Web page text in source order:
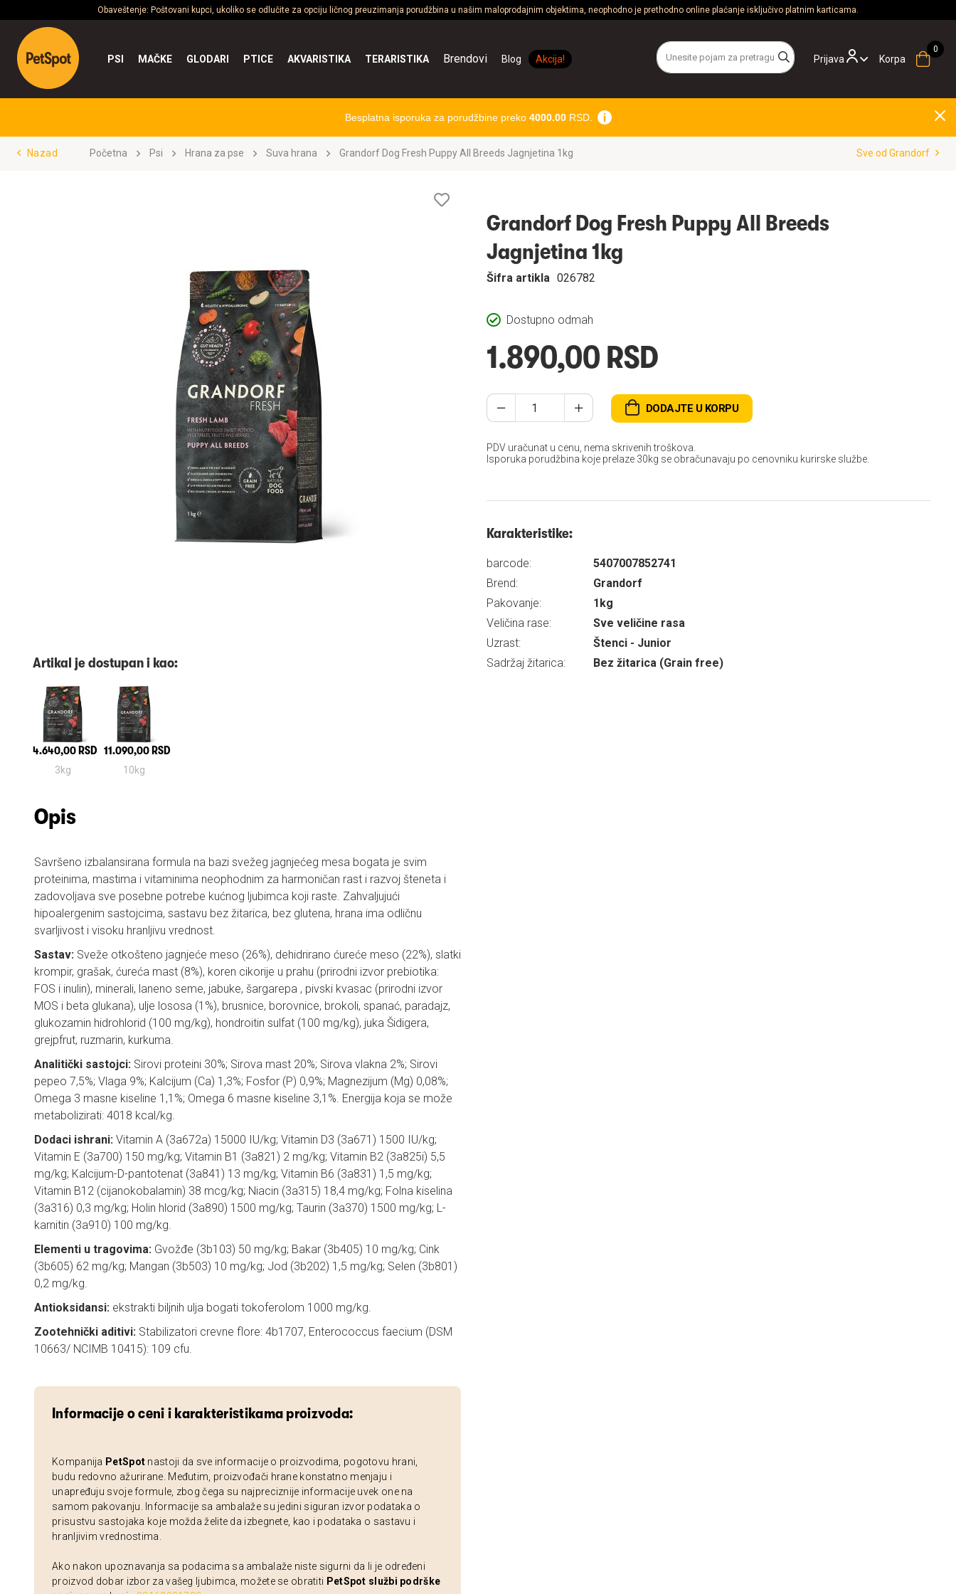
Obaveštenje: Poštovani kupci, ukoliko se odlučite za opciju ličnog preuzimanja porudžbina u našim maloprodajnim objektima, neophodno je prethodno online plaćanje isključivo platnim karticama.
Prijava
PSI MAČKE GLODARI PTICE AKVARISTIKA TERARISTIKA Brendovi Blog Akcija! Korpa
Besplatna isporuka za porudžbine preko 4000.00RSD.
Nazad Početna Psi Hrana za pse Suva hrana Grandorf Dog Fresh Puppy All Breeds Jagnjetina 1kg Sve od Grandorf
Artikal je dostupan i kao:
4.640,00 RSD
3kg
11.090,00 RSD
10kg
Opis
Savršeno izbalansirana formula na bazi svežeg jagnjećeg mesa bogata je svim
proteinima, mastima i vitaminima neophodnim za harmoničan rast i razvoj šteneta i
zadovoljava sve posebne potrebe kućnog ljubimca koji raste. Zahvaljujući
hipoalergenim sastojcima, sastavu bez žitarica, bez glutena, hrana ima odličnu
svarljivost i visoku hranljivu vrednost.
Sastav: Sveže otkošteno jagnjeće meso (26%), dehidrirano ćureće meso (22%), slatki
krompir, grašak, ćureća mast (8%), koren cikorije u prahu (prirodni izvor prebiotika:
FOS i inulin), minerali, laneno seme, jabuke, šargarepa , pivski kvasac (prirodni izvor
MOS i beta glukana), ulje lososa (1%), brusnice, borovnice, brokoli, spanać, paradajz,
glukozamin hidrohlorid (100 mg/kg), hondroitin sulfat (100 mg/kg), juka Šidigera,
grejpfrut, ruzmarin, kurkuma.
Analitički sastojci: Sirovi proteini 30%; Sirova mast 20%; Sirova vlakna 2%; Sirovi
pepeo 7,5%; Vlaga 9%; Kalcijum (Ca) 1,3%; Fosfor (P) 0,9%; Magnezijum (Mg) 0,08%;
Omega 3 masne kiseline 1,1%; Omega 6 masne kiseline 3,1%. Energija koja se može
metabolizirati: 4018 kcal/kg.
Dodaci ishrani: Vitamin A (3a672a) 15000 IU/kg; Vitamin D3 (3a671) 1500 IU/kg;
Vitamin E (3a700) 150 mg/kg; Vitamin B1 (3a821) 2 mg/kg; Vitamin B2 (3a825i) 5,5
mg/kg; Kalcijum-D-pantotenat (3a841) 13 mg/kg; Vitamin B6 (3a831) 1,5 mg/kg;
Vitamin B12 (cijanokobalamin) 38 mcg/kg; Niacin (3a315) 18,4 mg/kg; Folna kiselina
(3a316) 0,3 mg/kg; Holin hlorid (3a890) 1500 mg/kg; Taurin (3a370) 1500 mg/kg; L-
karnitin (3a910) 100 mg/kg.
Elementi u tragovima: Gvožđe (3b103) 50 mg/kg; Bakar (3b405) 10 mg/kg; Cink
(3b605) 62 mg/kg; Mangan (3b503) 10 mg/kg; Jod (3b202) 1,5 mg/kg; Selen (3b801)
0,2 mg/kg.
Antioksidansi: ekstrakti biljnih ulja bogati tokoferolom 1000 mg/kg.
Zootehnički aditivi: Stabilizatori crevne flore: 4b1707, Enterococcus faecium (DSM
10663/ NCIMB 10415): 109 cfu.
Informacije o ceni i karakteristikama proizvoda:
Kompanija PetSpot nastoji da sve informacije o proizvodima, pogotovu hrani,
budu redovno ažurirane. Međutim, proizvođači hrane konstatno menjaju i
unapređuju svoje formule, zbog čega su najpreciznije informacije uvek one na
samom pakovanju. Informacije sa ambalaže su jedini siguran izvor podataka o
prisustvu sastojaka koje možda želite da izbegnete, kao i podataka o sastavu i
hranljivim vrednostima.
Ako nakon upoznavanja sa podacima sa ambalaže niste sigurni da li je određeni
proizvod dobar izbor za vašeg ljubimca, možete se obratiti PetSpot službi podrške
želja
Grandorf Dog Fresh Puppy All Breeds
Jagnjetina 1kg
Dostupno odmah
Šifra artikla 026782
1.890,00 RSD
DODAJTE U KORPU
PDV uračunat u cenu, nema skrivenih troškova.
Isporuka porudžbina koje prelaze 30kg se obračunavaju po cenovniku kurirske službe.
Karakteristike:
barcode:
5407007852741
Brend:
Grandorf
Pakovanje:
1kg
Veličina rase:
Sve veličine rasa
Uzrast:
Štenci - Junior
Sadržaj žitarica:
Bez žitarica (Grain free)